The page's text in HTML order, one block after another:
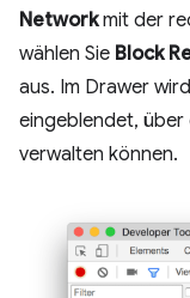
Networkmit der
wählen Sie Block
aus. Im Drawer
eingeblendet,
verwalten können.